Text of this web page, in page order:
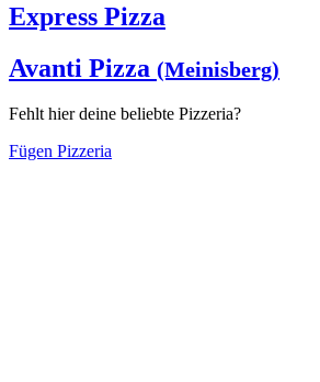
Express Pizza
Avanti Pizza (Meinisberg)
Fehlt hier deine beliebte Pizzeria?
Fügen Pizzeria